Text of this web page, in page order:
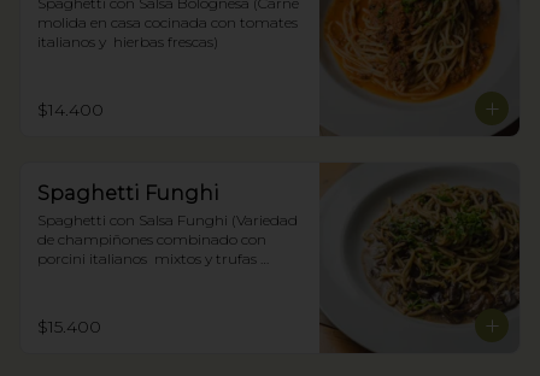
molida en casa cocinada con tomates
italianos y  hierbas frescas)
$14.400
Spaghetti Funghi
Spaghetti con Salsa Funghi (Variedad
de champiñones combinado con
porcini italianos  mixtos y trufas
$15.400